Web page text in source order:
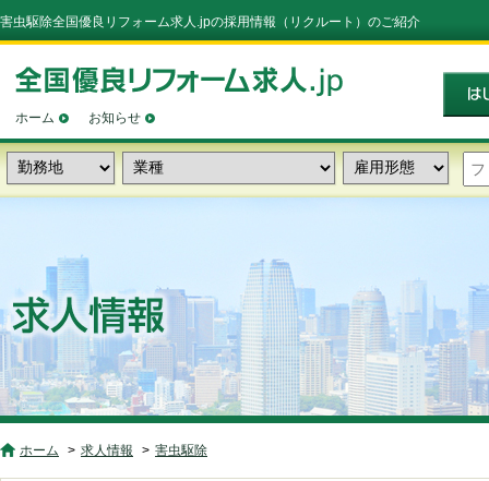
害虫駆除全国優良リフォーム求人.jpの採用情報（リクルート）のご紹介
ホーム お知らせ
ホーム 求人情報 害虫駆除